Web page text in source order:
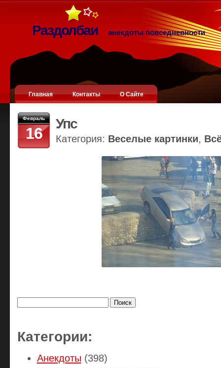
Раздолбаи анекдоты повседневности
Главная Контакты О Сайте
Февраль
16
Упс
Категория: Веселые картинки,
Категории:
Анекдоты (398)